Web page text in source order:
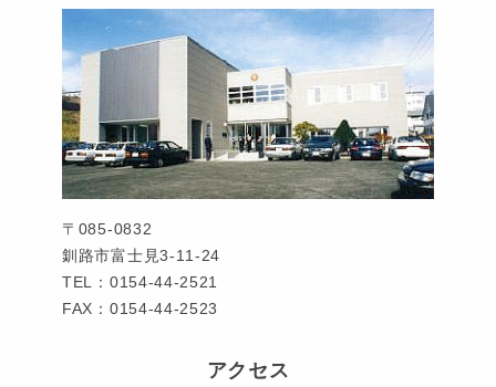
〒085-0832
釧路市富士見3-11-24
TEL：0154-44-2521
FAX：0154-44-2523
アクセス